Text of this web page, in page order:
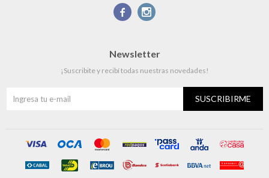
 
Newsletter
¡Suscribite y recibí todas nuestras novedades!
SUSCRIBIRME